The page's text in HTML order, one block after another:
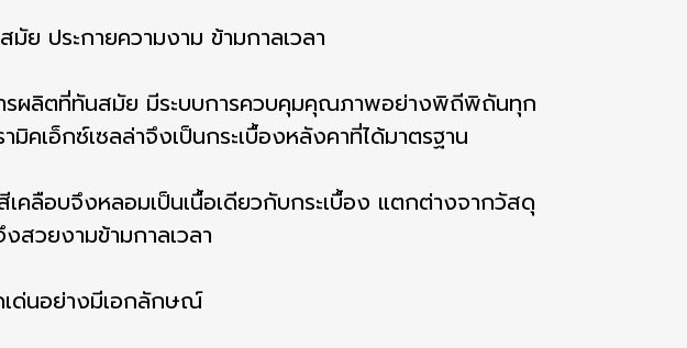
ย ประกายความงาม ข้ามกาลเวลา
ผลิตที่ทันสมัย มีระบบการควบคุมคุณภาพอย่างพิถีพิถันทุก
เอ็กซ์เซลล่าจึงเป็นกระเบื้องหลังคาที่ได้มาตรฐาน
ลือบจึงหลอมเป็นเนื้อเดียวกับกระเบื้อง แตกต่างจากวัสดุ
สวยงามข้ามกาลเวลา
เด่นอย่างมีเอกลักษณ์